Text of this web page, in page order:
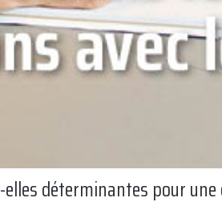
déterminantes pour